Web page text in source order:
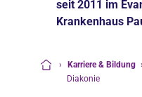
seit 2011 im
Krankenhaus
› Karriere & Bildung ›
Diakonie